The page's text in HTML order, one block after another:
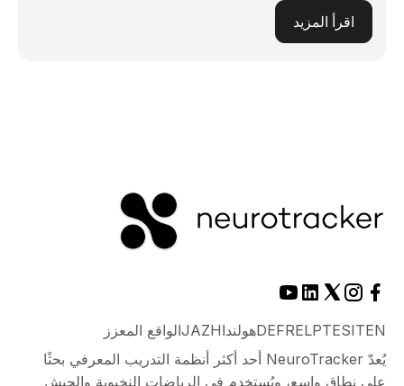
اقرأ المزيد
EN
IT
ES
PT
EL
FR
DEهولنداZH
JAالواقع المعزز
يُعدّ NeuroTracker أحد أكثر أنظمة التدريب المعرفي بحثًا
على نطاق واسع، ويُستخدم في الرياضات النخبوية والجيش